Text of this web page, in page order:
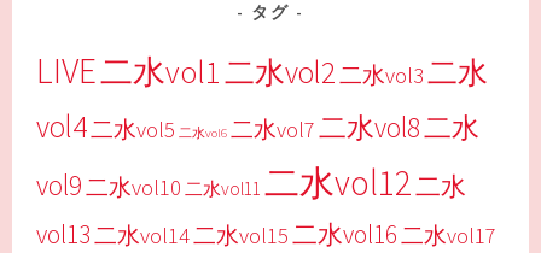
タグ
LIVE二水vol1二水vol2二水vol3二水
vol4二水vol5 二水vol6 二水vol7二水vol8二水
vol9二水vol10 二水vol11 二水vol12二水
vol13二水vol14二水vol15二水vol16二水vol17